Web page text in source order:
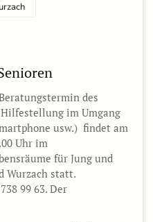
des
im Umgang
usw.) findet am
Uhr im
für Jung und
Wurzach statt.
99 63. Der